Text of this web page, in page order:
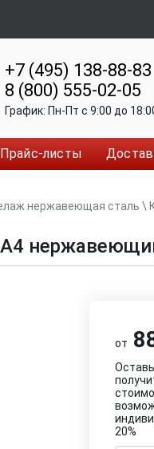
+7 (495) 138-88-83
8 (800) 555-02-05
График: Пн-Пт c 9:00 до
Прайс-листы
нержавеющая сталь \
от
20%